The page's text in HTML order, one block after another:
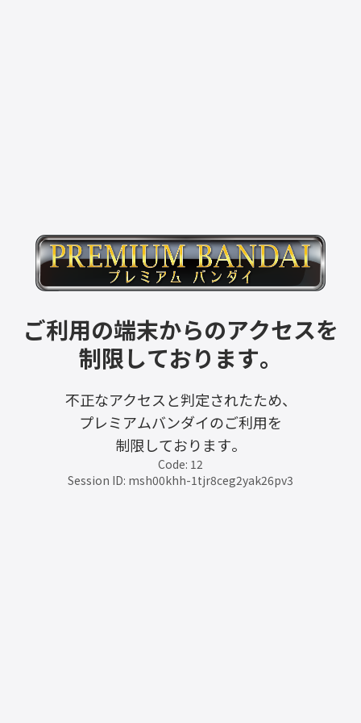
ご利用の端末からのアクセスを
制限しております。
不正なアクセスと判定されたため、
プレミアムバンダイのご利用を
制限しております。
Code: 12
Session ID: msh00khh-1tjr8ceg2yak26pv3